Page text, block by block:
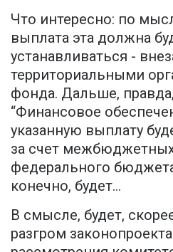
Что интересно: по
выплата эта должна
устанавливаться -
территориальными
фонда. Дальше,
“Финансовое
указанную выплату
за счет
федерального
конечно, будет…
В смысле, будет,
разгром